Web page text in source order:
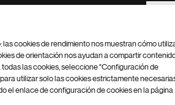
Footer
Configuración de cookies Mapa del
cookies de rendimiento nos muestran cómo
de orientación nos ayudan a compartir
las cookies, seleccione "Configuración de
utilizar solo las cookies estrictamente
el enlace de configuración de cookies en la página